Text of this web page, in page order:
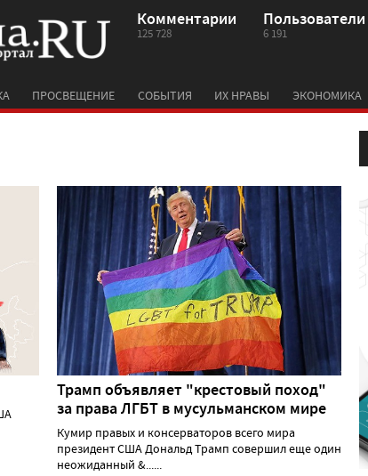
Комментарии
125 728
Пользователи
6 191
ПРОСВЕЩЕНИЕ СОБЫТИЯ ИХ НРАВЫ ЭКОНОМИКА
Трамп объявляет "крестовый поход"
за права ЛГБТ в мусульманском мире
Кумир правых и консерваторов всего мира
президент США Дональд Трамп совершил еще один
неожиданный &......